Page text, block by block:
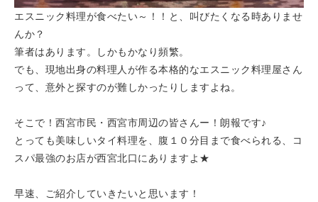
エスニック料理が食べたい～！！と、叫びたくなる時ありませ
んか？
筆者はあります。しかもかなり頻繁。
でも、現地出身の料理人が作る本格的なエスニック料理屋さん
って、意外と探すのが難しかったりしますよね。
そこで！西宮市民・西宮市周辺の皆さんー！朗報です♪
とっても美味しいタイ料理を、腹１０分目まで食べられる、コ
スパ最強のお店が西宮北口にありますよ★
早速、ご紹介していきたいと思います！